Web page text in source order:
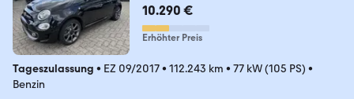
10.290 €
Erhöhter Preis
Tageszulassung • EZ 09/2017• 112.243 km • 77 kW (105 PS) •
Benzin